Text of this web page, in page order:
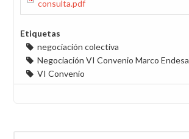
consulta.pdf
Etiquetas
negociación colectiva
Negociación VI Convenio Marco Endesa
VI Convenio